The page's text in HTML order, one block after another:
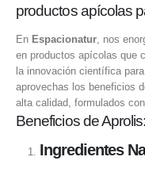
productos apícolas
En Espacionatur, nos
en productos apícolas que
la innovación científica
aprovechas los beneficios
alta calidad, formulados
Beneficios de Aprolis:
Ingredientes